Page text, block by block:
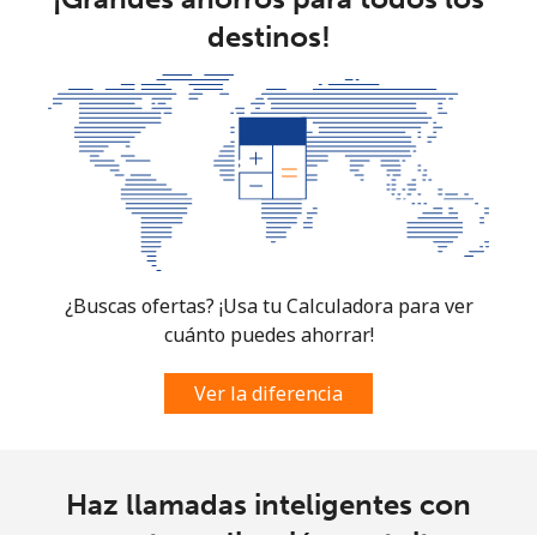
destinos!
¿Buscas ofertas? ¡Usa tu Calculadora para ver
cuánto puedes ahorrar!
Ver la diferencia
Haz llamadas inteligentes con